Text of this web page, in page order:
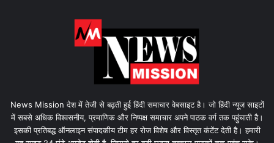
News Mission देश में तेजी से बढ़ती हुई हिंदी समाचार वेबसाइट है। जो हिंदी न्यूज साइटों
में सबसे अधिक विश्वसनीय, प्रमाणिक और निष्पक्ष समाचार अपने पाठक वर्ग तक पहुंचाती है।
इसकी प्रतिबद्ध ऑनलाइन संपादकीय टीम हर रोज विशेष और विस्तृत कंटेंट देती है। हमारी